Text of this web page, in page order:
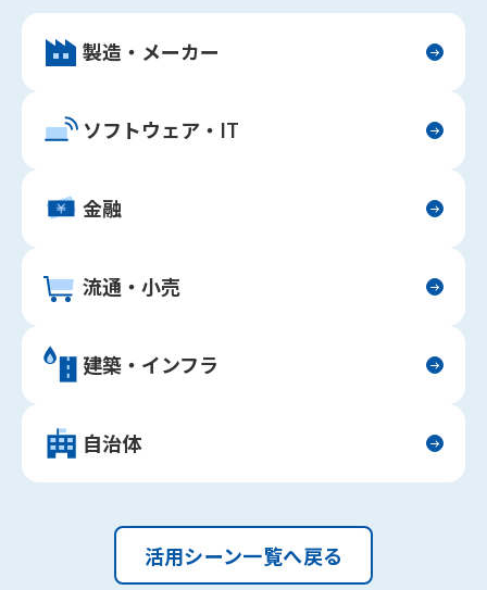
製造・メーカー
ソフトウェア・IT
金融
流通・小売
建築・インフラ
自治体
活用シーン一覧へ戻る